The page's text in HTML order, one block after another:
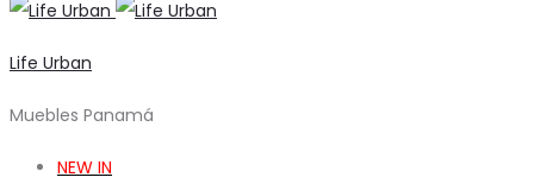
Life Urban
Muebles Panamá
NEW IN